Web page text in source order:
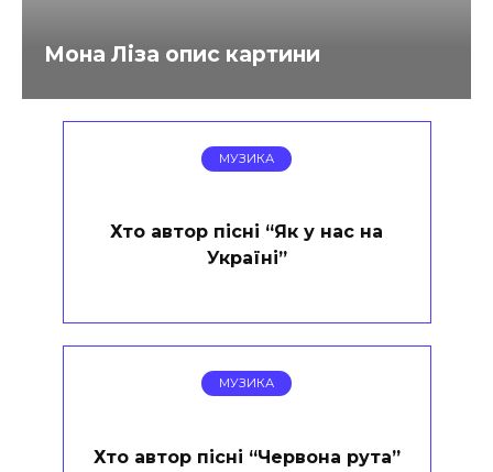
Мона Ліза опис картини
МУЗИКА
Хто автор пісні “Як у нас на
Україні”
МУЗИКА
Хто автор пісні “Червона рута”